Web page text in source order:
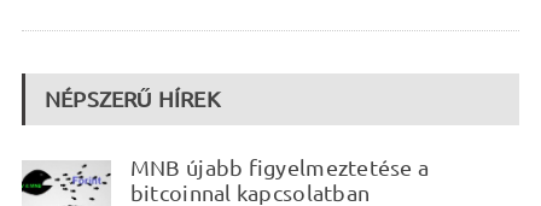
NÉPSZERŰ HÍREK
MNB újabb figyelmeztetése a
bitcoinnal kapcsolatban